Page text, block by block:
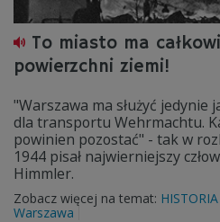
To miasto ma
powierzchni ziemi!
"Warszawa ma służyć jedynie
dla transportu Wehrmachtu.
powinien pozostać" - tak w
1944 pisał najwierniejszy
Himmler.
Zobacz więcej na temat: HISTORIA
Warszawa